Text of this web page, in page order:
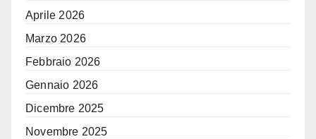
Aprile 2026
Marzo 2026
Febbraio 2026
Gennaio 2026
Dicembre 2025
Novembre 2025